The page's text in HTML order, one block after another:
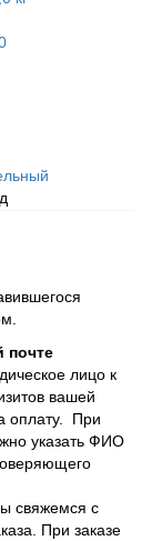
почте
лицо к
вашей
оплату. При
указать ФИО
свяжемся с
При заказе